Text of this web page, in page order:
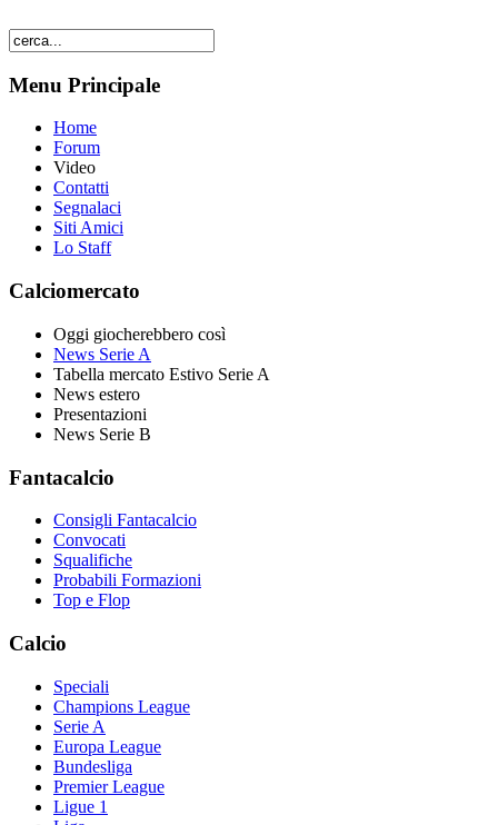
Menu Principale
Home
Forum
Video
Contatti
Segnalaci
Siti Amici
Lo Staff
Calciomercato
Oggi giocherebbero così
News Serie A
Tabella mercato Estivo Serie A
News estero
Presentazioni
News Serie B
Fantacalcio
Consigli Fantacalcio
Convocati
Squalifiche
Probabili Formazioni
Top e Flop
Calcio
Speciali
Champions League
Serie A
Europa League
Bundesliga
Premier League
Ligue 1